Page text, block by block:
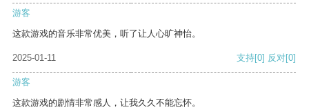
游客
这款游戏的音乐非常优美，听了让人心旷神怡。
2025-01-11 支持[0] 反对[0]
游客
这款游戏的剧情非常感人，让我久久不能忘怀。